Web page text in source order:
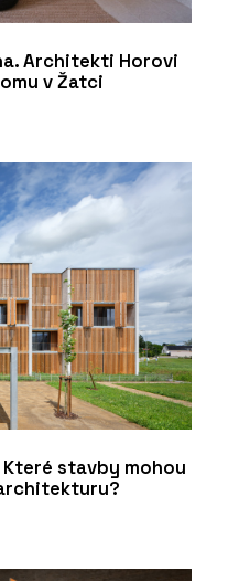
Architekti Horovi
v Žatci
stavby mohou